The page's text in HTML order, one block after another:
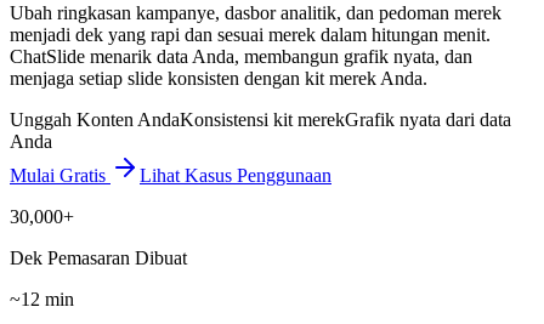
Ubah ringkasan kampanye, dasbor analitik, dan pedoman merek
menjadi dek yang rapi dan sesuai merek dalam hitungan menit.
ChatSlide menarik data Anda, membangun grafik nyata, dan
menjaga setiap slide konsisten dengan kit merek Anda.
Unggah Konten AndaKonsistensi kit merekGrafik nyata dari data
Anda
Mulai Gratis
Lihat Kasus Penggunaan
30,000+
Dek Pemasaran Dibuat
~12 min